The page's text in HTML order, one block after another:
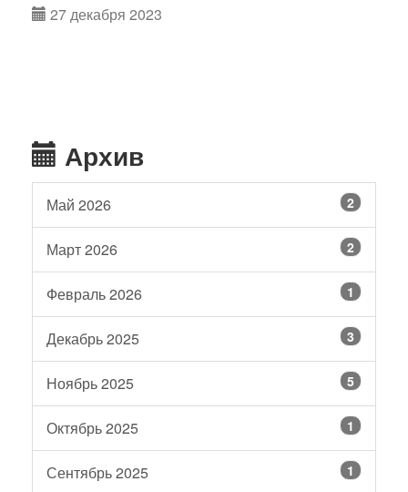
27 декабря 2023
Архив
Май 2026 2
Март 2026 2
Февраль 2026 1
Декабрь 2025 3
Ноябрь 2025 5
Октябрь 2025 1
Сентябрь 2025 1